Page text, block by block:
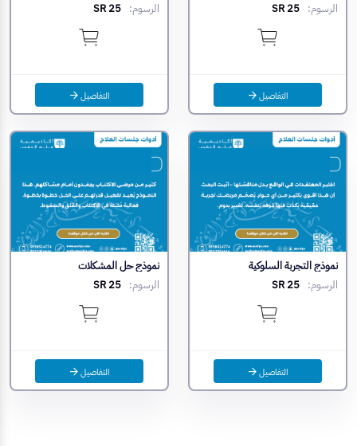
الرسوم: SR 25
التفاصيل
الرسوم: SR 25
التفاصيل
نموذج التجربة السلوكية
الرسوم: SR 25
التفاصيل
نموذج حل المشكلات
الرسوم: SR 25
التفاصيل